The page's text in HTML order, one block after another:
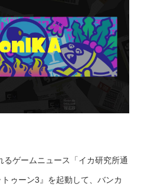
ゲームニュース「イカ研究所通
ゥーン3』を起動して、バンカ